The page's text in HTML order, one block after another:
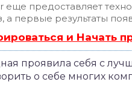
еще предоставляет
а первые результаты
и Начать
проявила себя с
о себе многих